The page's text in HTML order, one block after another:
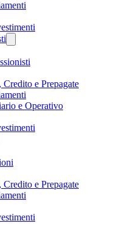
e Prepagate
e Operativo
e Prepagate